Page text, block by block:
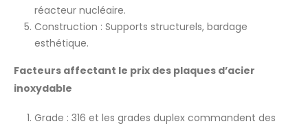
réacteur nucléaire.
Construction : Supports structurels, bardage
esthétique.
Facteurs affectant le prix des plaques d’acier
inoxydable
Grade : 316 et les grades duplex commandent des